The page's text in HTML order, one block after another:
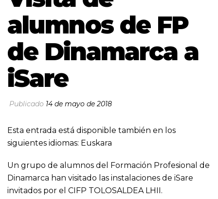
alumnos de FP
de Dinamarca a
iSare
Publicado 14 de mayo de 2018
Esta entrada está disponible también en los
siguientes idiomas: Euskara
Un grupo de alumnos del Formación Profesional de
Dinamarca han visitado las instalaciones de iSare
invitados por el CIFP TOLOSALDEA LHII.